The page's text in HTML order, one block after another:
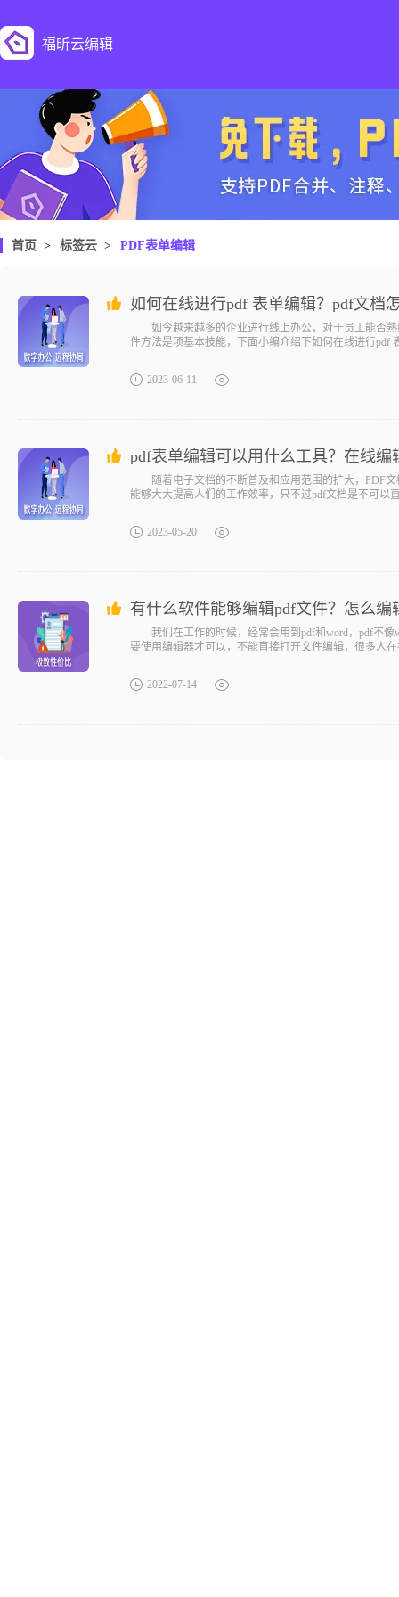
福昕云编辑
首页 > 标签云 > PDF表单编辑
如何在线进行pdf 表单编辑？pdf文档
如今越来越多的企业进行线上办公，对于员工能否熟
件方法是项基本技能，下面小编介绍下如何在线进行pdf
2023-06-11
pdf表单编辑可以用什么工具？在线编
随着电子文档的不断普及和应用范围的扩大，PDF文
能够大大提高人们的工作效率，只不过pdf文档是不可以
2023-05-20
有什么软件能够编辑pdf文件？怎么编
我们在工作的时候，经常会用到pdf和word，pdf不像
要使用编辑器才可以，不能直接打开文件编辑，很多人
2022-07-14